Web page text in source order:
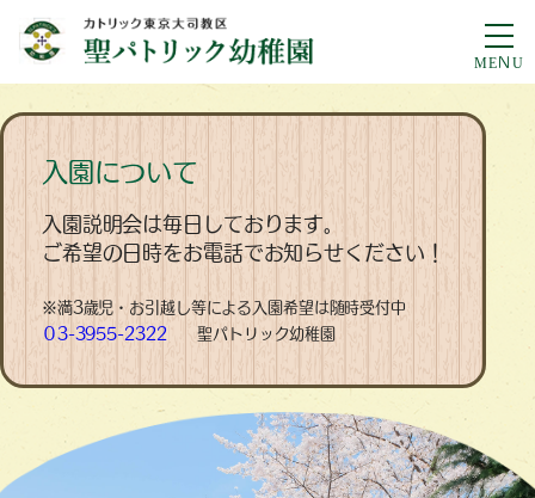
入園について
入園説明会は毎日しております。
ご希望の日時をお電話でお知らせください！
※満3歳児・お引越し等による入園希望は随時受付中
０3-3955-2322 聖パトリック幼稚園